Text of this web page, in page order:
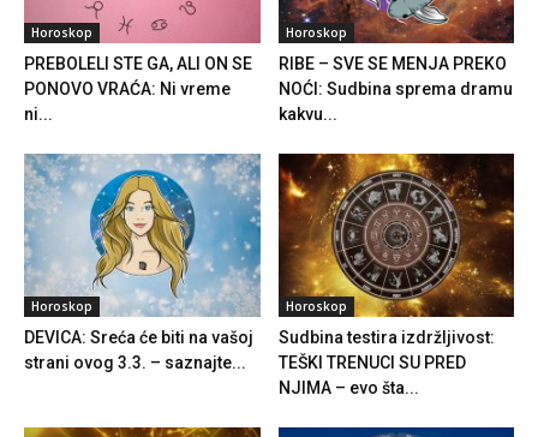
Horoskop
PREBOLELI STE GA, ALI ON SE
PONOVO VRAĆA: Ni vreme
ni...
Horoskop
RIBE – SVE SE MENJA PREKO
NOĆI: Sudbina sprema dramu
kakvu...
Horoskop
DEVICA: Sreća će biti na vašoj
strani ovog 3.3. – saznajte...
Horoskop
Sudbina testira izdržljivost:
TEŠKI TRENUCI SU PRED
NJIMA – evo šta...